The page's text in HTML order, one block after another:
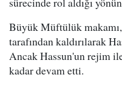
Büyük Müftülük
tarafından kaldırılarak
Ancak Hassun'un rejim
kadar devam etti.